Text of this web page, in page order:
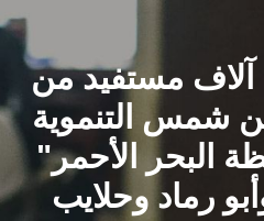
القطاعـات
الشئون الأكاديمية
البحث العلمي
الرعاية الصحية
مستفيد من
شمس التنموية
البحر الأحمر"
رماد وحلايب